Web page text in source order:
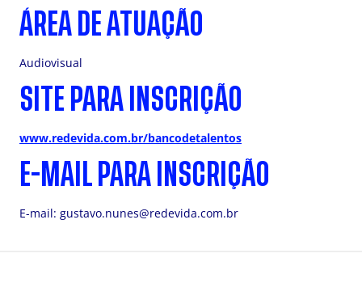
ÁREA DE ATUAÇÃO
Audiovisual
SITE PARA INSCRIÇÃO
www.redevida.com.br/bancodetalentos
E-MAIL PARA INSCRIÇÃO
E-mail: gustavo.nunes@redevida.com.br